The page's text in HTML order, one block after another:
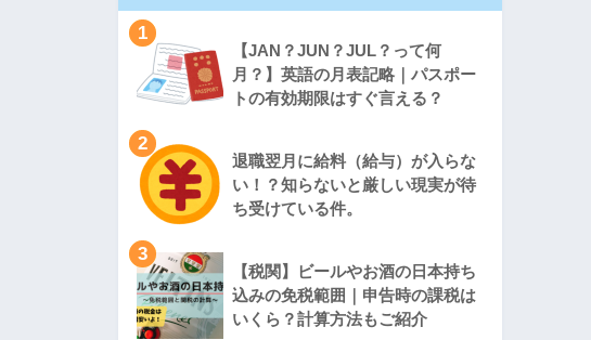
1
【JAN？JUN？JUL？って何
月？】英語の月表記略｜パスポー
トの有効期限はすぐ言える？
2
退職翌月に給料（給与）が入らな
い！？知らないと厳しい現実が待
ち受けている件。
3
【税関】ビールやお酒の日本持ち
込みの免税範囲｜申告時の課税は
いくら？計算方法もご紹介